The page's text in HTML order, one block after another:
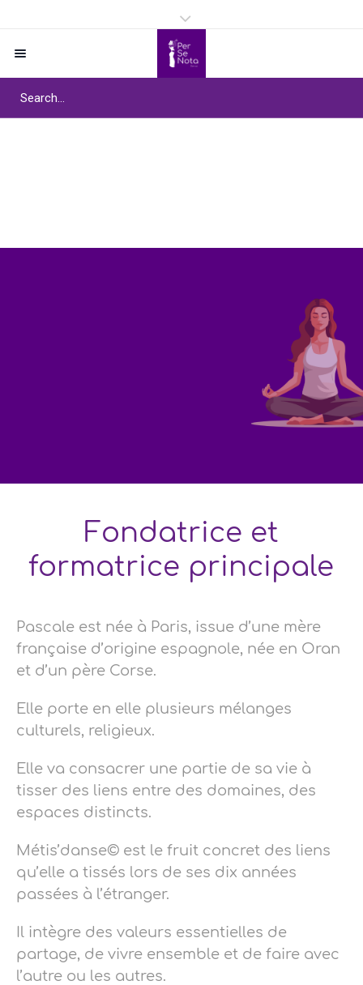
Fondatrice et
formatrice principale
Pascale est née à Paris, issue d’une mère
française d’origine espagnole, née en Oran
et d’un père Corse.
Elle porte en elle plusieurs mélanges
culturels, religieux.
Elle va consacrer une partie de sa vie à
tisser des liens entre des domaines, des
espaces distincts.
Métis’danse© est le fruit concret des liens
qu’elle a tissés lors de ses dix années
passées à l’étranger.
Il intègre des valeurs essentielles de
partage, de vivre ensemble et de faire avec
l’autre ou les autres.